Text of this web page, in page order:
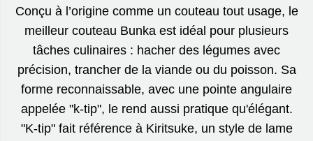
Conçu à l’origine comme un couteau tout usage, le
meilleur couteau Bunka est idéal pour plusieurs
tâches culinaires : hacher des légumes avec
précision, trancher de la viande ou du poisson. Sa
forme reconnaissable, avec une pointe angulaire
appelée "k-tip", le rend aussi pratique qu'élégant.
"K-tip" fait référence à Kiritsuke, un style de lame